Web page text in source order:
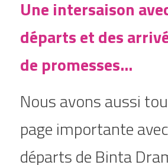
Une intersaison
départs et des
de promesses...
Nous avons aussi
page importante
départs de Binta